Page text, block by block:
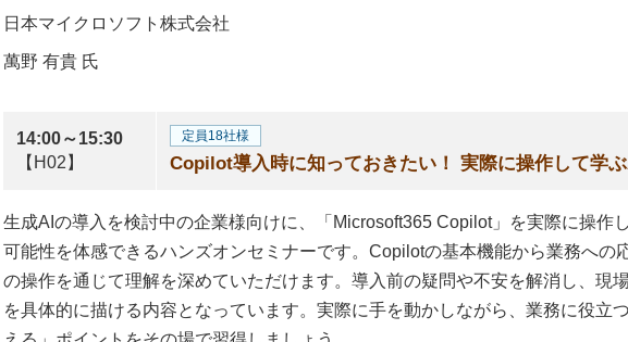
日本マイクロソフト株式会社
萬野 有貴 氏
14:00～15:30
【H02】
定員18社様
Copilot導入時に知っておきたい！ 実際に操作して学
生成AIの導入を検討中の企業様向けに、「Microsoft365 Copilot」を実際に操作
可能性を体感できるハンズオンセミナーです。Copilotの基本機能から業務への
の操作を通じて理解を深めていただけます。導入前の疑問や不安を解消し、現
を具体的に描ける内容となっています。実際に手を動かしながら、業務に役立